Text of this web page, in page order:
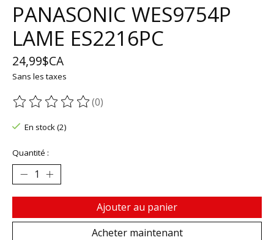
PANASONIC WES9754P
LAME ES2216PC
24,99$CA
Sans les taxes
Ce produit est évalué à
(0)
En stock (2)
Quantité :
Ajouter au panier
Acheter maintenant